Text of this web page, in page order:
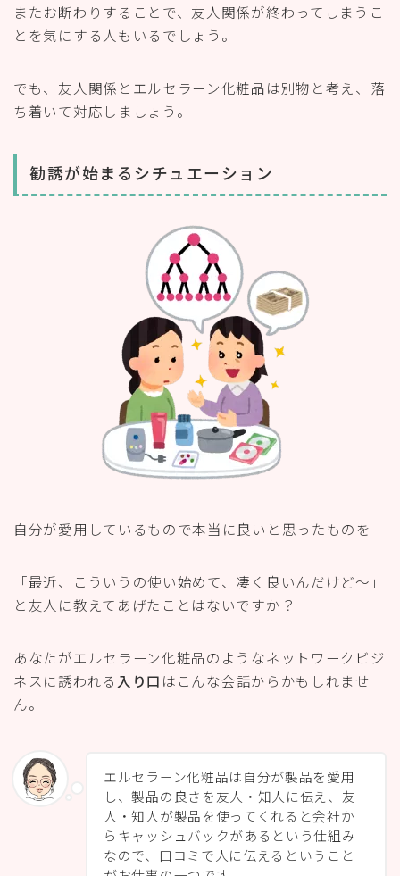
またお断わりすることで、友人関係が終わってしまうこ
とを気にする人もいるでしょう。
でも、友人関係とエルセラーン化粧品は別物と考え、落
ち着いて対応しましょう。
勧誘が始まるシチュエーション
自分が愛用しているもので本当に良いと思ったものを
「最近、こういうの使い始めて、凄く良いんだけど〜」
と友人に教えてあげたことはないですか？
あなたがエルセラーン化粧品のようなネットワークビジ
ネスに誘われる 入り口 はこんな会話からかもしれませ
ん。
エルセラーン化粧品は自分が製品を愛用
し、製品の良さを友人・知人に伝え、友
人・知人が製品を使ってくれると会社か
らキャッシュバックがあるという仕組み
なので、口コミで人に伝えるということ